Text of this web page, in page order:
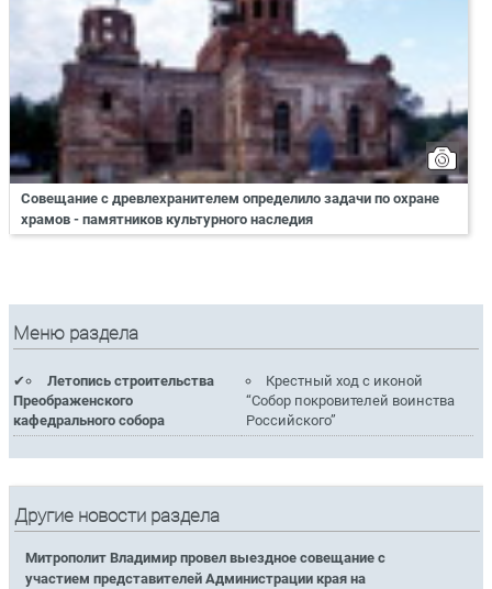
Совещание с древлехранителем определило задачи по охране
храмов - памятников культурного наследия
Меню раздела
Летопись строительства
Преображенского
кафедрального собора
Крестный ход с иконой
“Собор покровителей воинства
Российского”
Другие новости раздела
Митрополит Владимир провел выездное совещание с
участием представителей Администрации края на